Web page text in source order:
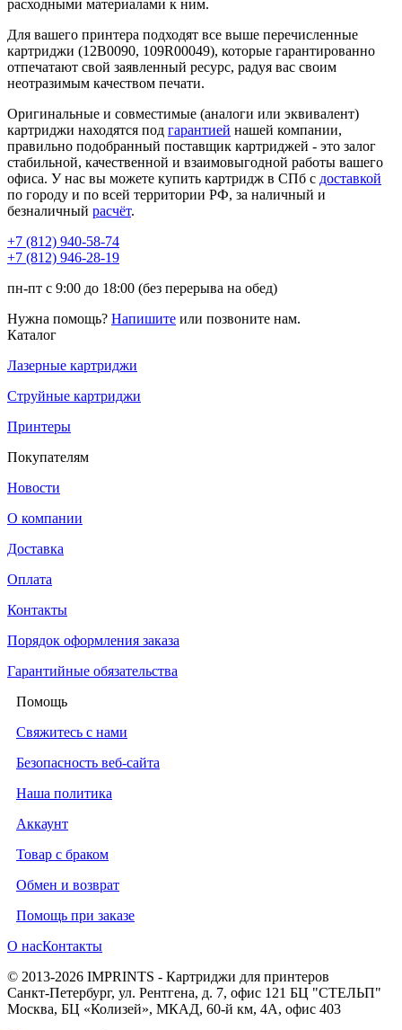
расходными материалами к ним.
Для вашего принтера подходят все выше перечисленные
картриджи (12B0090, 109R00049), которые гарантированно
отпечатают свой заявленный ресурс, радуя вас своим
неотразимым качеством печати.
Оригинальные и совместимые (аналоги или эквивалент)
картриджи находятся под гарантией нашей компании,
правильно подобранный поставщик картриджей - это залог
стабильной, качественной и взаимовыгодной работы вашего
офиса. У нас вы можете купить картридж в СПб с доставкой
по городу и по всей территории РФ, за наличный и
безналичный расчёт.
+7 (812) 940-58-74
+7 (812) 946-28-19
пн-пт с 9:00 до 18:00 (без перерыва на обед)
Нужна помощь? Напишите или позвоните нам.
Каталог
Лазерные картриджи
Струйные картриджи
Принтеры
Покупателям
Новости
О компании
Доставка
Оплата
Контакты
Порядок оформления заказа
Гарантийные обязательства
Помощь
Свяжитесь с нами
Безопасность веб-сайта
Наша политика
Аккаунт
Товар с браком
Обмен и возврат
Помощь при заказе
О насКонтакты
© 2013-2026 IMPRINTS - Картриджи для принтеров
Санкт-Петербург, ул. Рентгена, д. 7, офис 121 БЦ "СТЕЛЬП"
Москва, БЦ «Колизей», МКАД, 60-й км, 4А, офис 403